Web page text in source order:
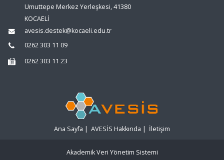
Umuttepe Merkez Yerleşkesi, 41380
KOCAELİ
avesis.destek@kocaeli.edu.tr
0262 303 11 09
0262 303 11 23
Ana Sayfa | AVESİS Hakkında | İletişim
Akademik Veri Yönetim Sistemi